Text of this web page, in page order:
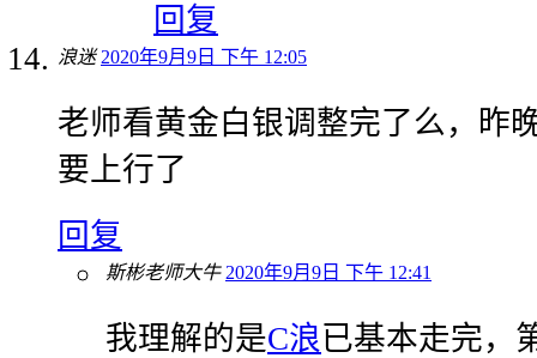
回复
浪迷 2020年9月9日 下午 12:05
老师看黄金白银调整完了么，昨
要上行了
回复
斯彬老师大牛 2020年9月9日 下午 12:41
我理解的是C浪已基本走完，